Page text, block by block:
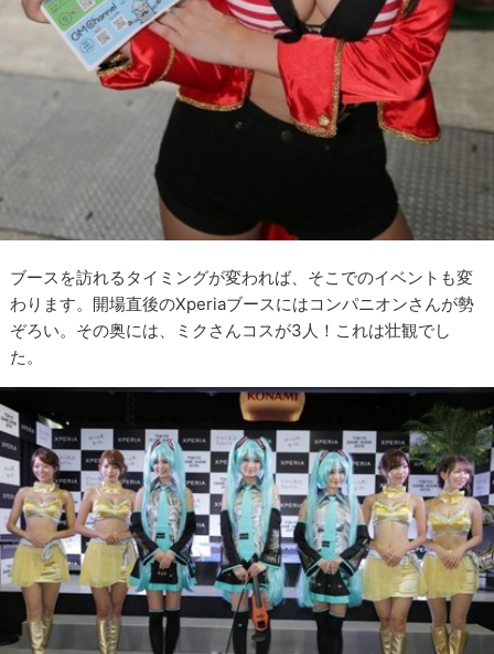
ブースを訪れるタイミングが変われば、そこでのイベントも変
わります。開場直後のXperiaブースにはコンパニオンさんが勢
ぞろい。その奥には、ミクさんコスが3人！これは壮観でし
た。